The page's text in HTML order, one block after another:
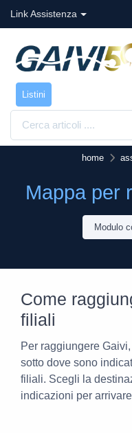
Link Assistenza
Listini
home
Mappa per
Modulo
Come
filiali
Per raggiungere
sotto dove sono
filiali. Scegli la
indicazioni per